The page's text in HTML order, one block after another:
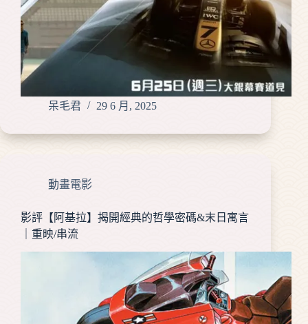
呆毛君 29 6 月, 2025
動畫電影
影評【阿基拉】揭開經典的哲學密碼&末日寓言
｜重映/串流